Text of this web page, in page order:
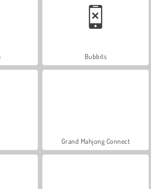
Bubbits
Grand Mahjong Connect